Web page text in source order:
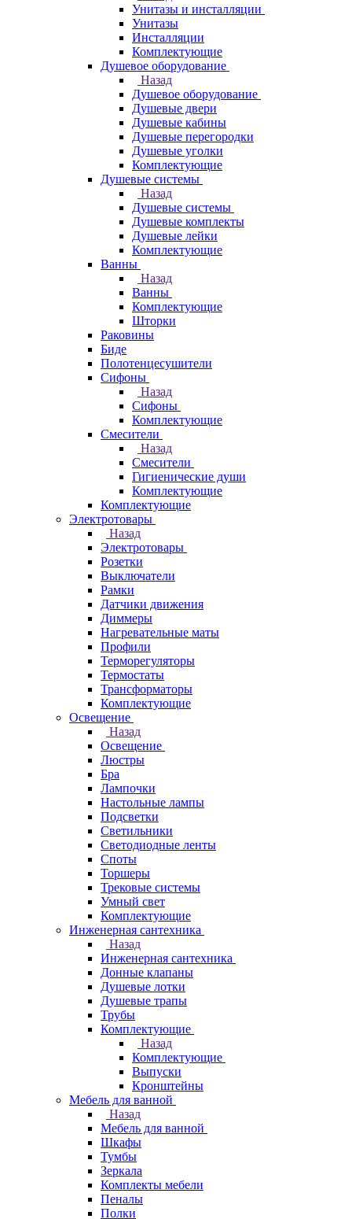
Унитазы и инсталляции
Унитазы
Инсталляции
Комплектующие
Душевое оборудование
Назад
Душевое оборудование
Душевые двери
Душевые кабины
Душевые перегородки
Душевые уголки
Комплектующие
Душевые системы
Назад
Душевые системы
Душевые комплекты
Душевые лейки
Комплектующие
Ванны
Назад
Ванны
Комплектующие
Шторки
Раковины
Биде
Полотенцесушители
Сифоны
Назад
Сифоны
Комплектующие
Смесители
Назад
Смесители
Гигиенические души
Комплектующие
Комплектующие
Электротовары
Назад
Электротовары
Розетки
Выключатели
Рамки
Датчики движения
Диммеры
Нагревательные маты
Профили
Терморегуляторы
Термостаты
Трансформаторы
Комплектующие
Освещение
Назад
Освещение
Люстры
Бра
Лампочки
Настольные лампы
Подсветки
Светильники
Светодиодные ленты
Споты
Торшеры
Трековые системы
Умный свет
Комплектующие
Инженерная сантехника
Назад
Инженерная сантехника
Донные клапаны
Душевые лотки
Душевые трапы
Трубы
Комплектующие
Назад
Комплектующие
Выпуски
Кронштейны
Мебель для ванной
Назад
Мебель для ванной
Шкафы
Тумбы
Зеркала
Комплекты мебели
Пеналы
Полки